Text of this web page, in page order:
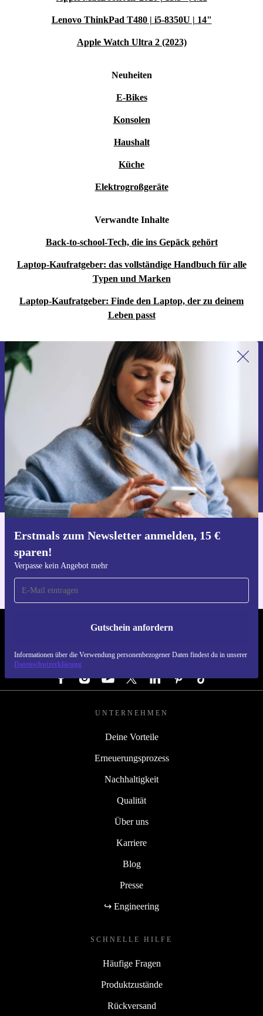
Lenovo ThinkPad T480 | i5-8350U | 14"
Apple Watch Ultra 2 (2023)
Neuheiten
E-Bikes
Konsolen
Haushalt
Küche
Elektrogroßgeräte
Verwandte Inhalte
Back-to-school-Tech, die ins Gepäck gehört
Laptop-Kaufratgeber: das vollständige Handbuch für alle
Typen und Marken
Laptop-Kaufratgeber: Finde den Laptop, der zu deinem
Leben passt
Erstmals zum Newsletter anmelden, 15 €
sparen!
Verpasse kein Angebot mehr
Gutschein anfordern
Informationen über die Verwendung personenbezogener Daten findest du in unserer
Datenschutzerklärung
Erstmals zum Newsletter anmelden,
15 € sparen!
Verpasse kein Angebot mehr.
Gutschein anfordern
Informationen über die Verwendung personenbezogener Daten findest
du in unserer
Datenschutzerklärung.
Hol dir die refurbed-App
REFURBED ÖSTERREICH - RETHINK NEW.
FOLGE UNS
UNTERNEHMEN
Deine Vorteile
Erneuerungsprozess
Nachhaltigkeit
Qualität
Über uns
Karriere
Blog
Presse
↪ Engineering
SCHNELLE HILFE
Häufige Fragen
Produktzustände
Rückversand